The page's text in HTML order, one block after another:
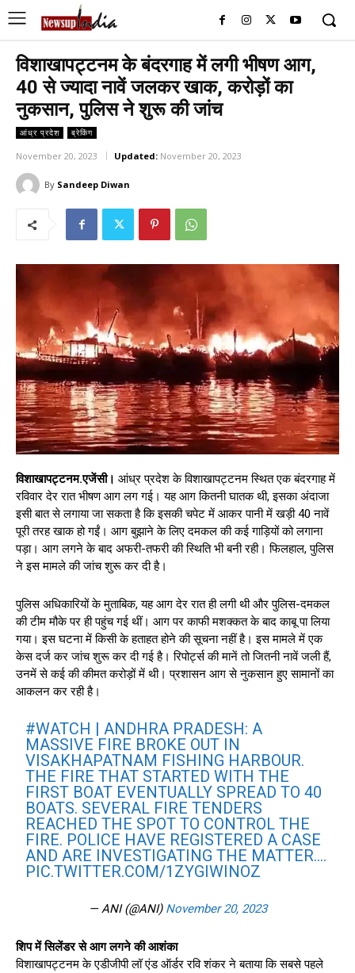
विशाखापट्टनम के बंदरगाह में लगी भीषण आग,
40 से ज्यादा नावें जलकर खाक, करोड़ों का
नुकसान, पुलिस ने शुरू की जांच
आंध्र प्रदेश ब्रेकिंग
November 20, 2023 Updated: November 20, 2023
By Sandeep Diwan
विशाखापट्टनम.एजेंसी। आंध्र प्रदेश के विशाखापट्टनम स्थित एक बंदरगाह में
रविवार देर रात भीषण आग लग गई। यह आग कितनी घातक थी, इसका अंदाजा
इसी बात से लगाया जा सकता है कि इसकी चपेट में आकर पानी में खड़ी 40 नावें
पूरी तरह खाक हो गईं। आग बुझाने के लिए दमकल की कई गाड़ियों को लगाना
पड़ा। आग लगने के बाद अफरी-तफरी की स्थिति भी बनी रही। फिलहाल, पुलिस
ने इस मामले की जांच शुरू कर दी है।
पुलिस अधिकारियों के मुताबिक, यह आग देर रात ही लगी थी और पुलिस-दमकल
की टीम मौके पर ही पहुंच गई थीं। आग पर काफी मशक्कत के बाद काबू पा लिया
गया। इस घटना में किसी के हताहत होने की सूचना नहीं है। इस मामले में एक
केस दर्ज कर जांच शुरू कर दी गई है। रिपोर्ट्स की मानें तो जितनी नावें जली हैं,
उनमें से कई की कीमत करोड़ों में थी। प्रशासन आग से नुकसान हुए सामानों का
आकलन कर रही है।
#WATCH | ANDHRA PRADESH: A
MASSIVE FIRE BROKE OUT IN
VISAKHAPATNAM FISHING HARBOUR.
THE FIRE THAT STARTED WITH THE
FIRST BOAT EVENTUALLY SPREAD TO 40
BOATS. SEVERAL FIRE TENDERS
REACHED THE SPOT TO CONTROL THE
FIRE. POLICE HAVE REGISTERED A CASE
AND ARE INVESTIGATING THE MATTER.…
PIC.TWITTER.COM/1ZYGIWINOZ
— ANI (@ANI) November 20, 2023
शिप में सिलेंडर से आग लगने की आशंका
विशाखापट्टनम के एडीजीपी लॉ एंड ऑर्डर रवि शंकर ने बताया कि सबसे पहले